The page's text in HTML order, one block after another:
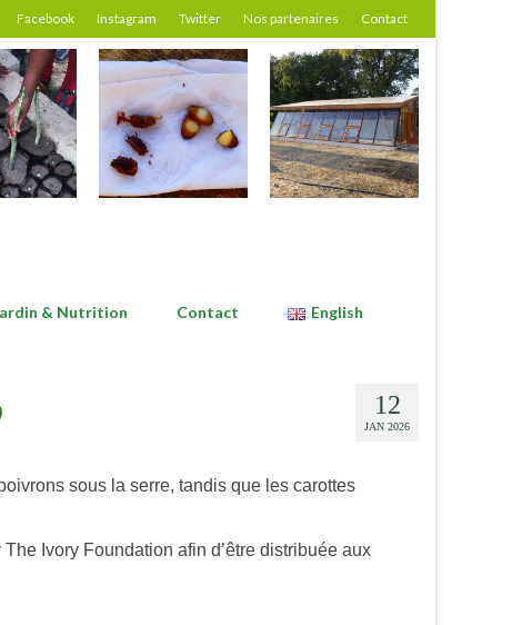
Facebook Instagram Twitter Nos partenaires Contact
& Nutrition Contact English
12
JAN 2026
sous la serre, tandis que les carottes
Ivory Foundation afin d’être distribuée aux